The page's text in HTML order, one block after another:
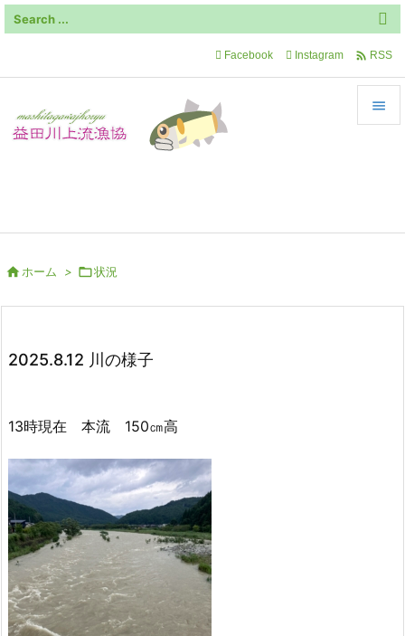


Facebook Instagram  RSS
 ホーム > 状況
2025.8.12 川の様子
13時現在 本流 150㎝高